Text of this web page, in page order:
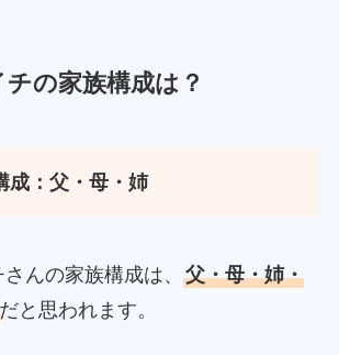
の家族構成は？
成：父・母・姉
んの家族構成は、 父・母・姉・
と思われます。